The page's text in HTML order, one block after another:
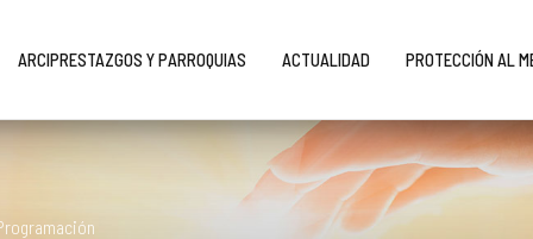
ARCIPRESTAZGOS Y PARROQUIAS ACTUALIDAD PROTECCIÓN AL